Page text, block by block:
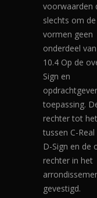
voorwaarden
slechts om
vormen geen
onderdeel
10.4 Op de
Sign en
toepassing.
rechter tot
tussen C-Real
D-Sign en de
rechter in het
gevestigd.